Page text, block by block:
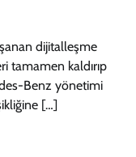
dijitalleşme
tamamen kaldırıp
Benz yönetimi
[…]